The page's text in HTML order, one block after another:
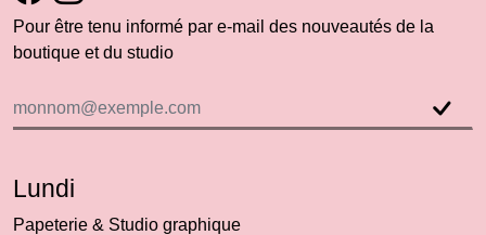
Pour être tenu informé par e-mail des nouveautés de la
boutique et du studio
Lundi
Papeterie & Studio graphique